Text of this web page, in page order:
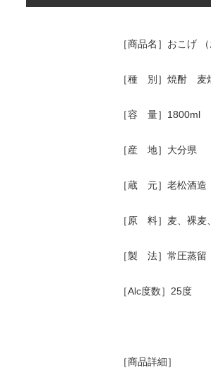
［商品名］おこげ （
［種 別］焼酎 麦
［容 量］1800ml
［産 地］大分県
［蔵 元］老松酒造
［原 料］麦、裸麦
［製 法］常圧蒸留
［Alc度数］25度
［商品詳細］